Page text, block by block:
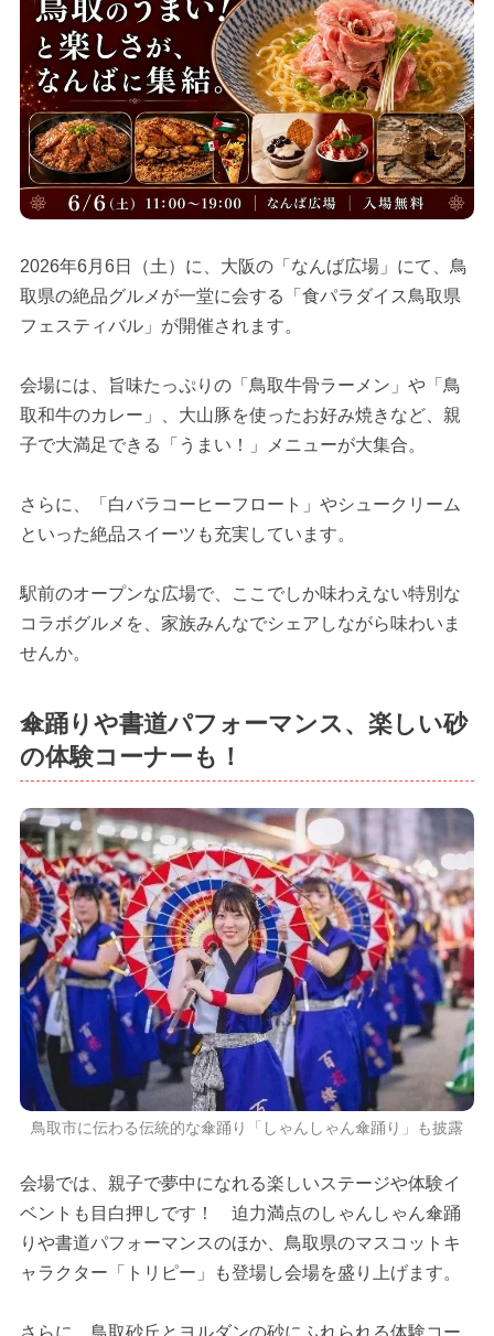
2026年6月6日（土）に、大阪の「なんば広場」にて、鳥
取県の絶品グルメが一堂に会する「食パラダイス鳥取県
フェスティバル」が開催されます。
会場には、旨味たっぷりの「鳥取牛骨ラーメン」や「鳥
取和牛のカレー」、大山豚を使ったお好み焼きなど、親
子で大満足できる「うまい！」メニューが大集合。
さらに、「白バラコーヒーフロート」やシュークリーム
といった絶品スイーツも充実しています。
駅前のオープンな広場で、ここでしか味わえない特別な
コラボグルメを、家族みんなでシェアしながら味わいま
せんか。
傘踊りや書道パフォーマンス、楽しい砂
の体験コーナーも！
鳥取市に伝わる伝統的な傘踊り「しゃんしゃん傘踊り」も披露
会場では、親子で夢中になれる楽しいステージや体験イ
ベントも目白押しです！ 迫力満点のしゃんしゃん傘踊
りや書道パフォーマンスのほか、鳥取県のマスコットキ
ャラクター「トリピー」も登場し会場を盛り上げます。